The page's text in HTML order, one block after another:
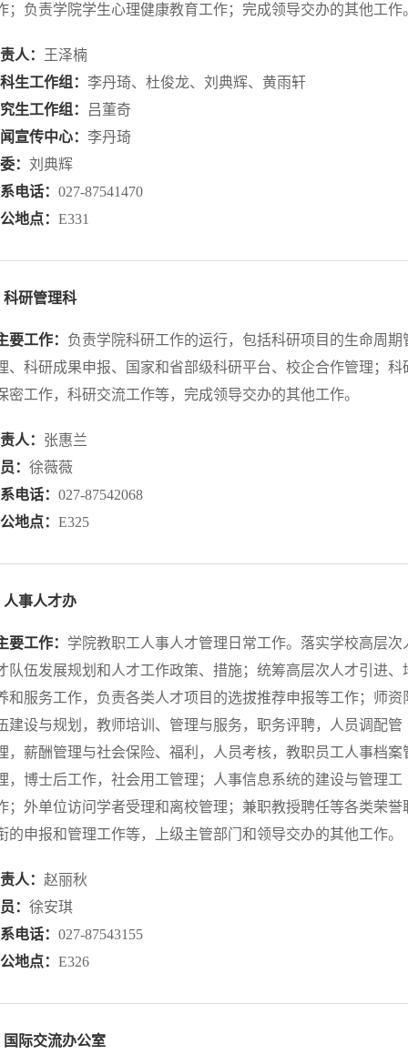
；负责学院学生心理健康教育工作；完成领导交办的其他工作
人： 王泽楠
生工作组：李丹琦、杜俊龙、刘典辉、黄雨轩
生工作组： 吕董奇
宣传中心：李丹琦
：刘典辉
电话：027-87541470
地点：E331
科研管理科
要工作： 负责学院科研工作的运行，包括科研项目的生命周期
、科研成果申报、国家和省部级科研平台、校企合作管理；科
密工作，科研交流工作等，完成领导交办的其他工作。
人： 张惠兰
：徐薇薇
电话：027-87542068
地点：E325
人事人才办
要工作： 学院教职工人事人才管理日常工作。落实学校高层次
队伍发展规划和人才工作政策、措施；统筹高层次人才引进、
和服务工作，负责各类人才项目的选拔推荐申报等工作；师资
建设与规划，教师培训、管理与服务，职务评聘，人员调配管
，薪酬管理与社会保险、福利，人员考核，教职员工人事档案
，博士后工作，社会用工管理；人事信息系统的建设与管理工
；外单位访问学者受理和离校管理；兼职教授聘任等各类荣誉
的申报和管理工作等，上级主管部门和领导交办的其他工作。
人：赵丽秋
：徐安琪
电话：027-87543155
地点：E326
国际交流办公室